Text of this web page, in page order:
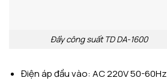
Đẩy công suất TD DA-1600
Điện áp đầu vào: AC 220V 50-60Hz